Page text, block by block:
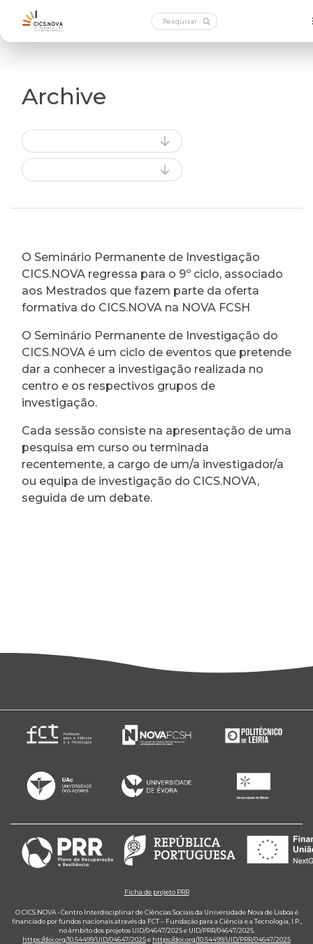
Archive
O Seminário Permanente de Investigação
CICS.NOVA regressa para o 9º ciclo, associado
aos Mestrados que fazem parte da oferta
formativa do CICS.NOVA na NOVA FCSH
O Seminário Permanente de Investigação do
CICS.NOVA é um ciclo de eventos que pretende
dar a conhecer a investigação realizada no
centro e os respectivos grupos de
investigação.
Cada sessão consiste na apresentação de uma
pesquisa em curso ou terminada
recentemente, a cargo de um/a investigador/a
ou equipa de investigação do CICS.NOVA,
seguida de um debate.
Ficha de projeto PRR
O CICS.NOVA - Centro Interdisciplinar de Ciências Sociais da Universidade Nova de Lisboa é
financiado por fundos nacionais através da FCT – Fundação para a Ciência e a Tecnologia, I.P.,
no âmbito dos projetos UID/04647/2025 e UID/PRR/04647/2025.
https://doi.org/10.54499/UID/04647/2025e https://doi.org/10.54499/UID/PRR/04647/2025